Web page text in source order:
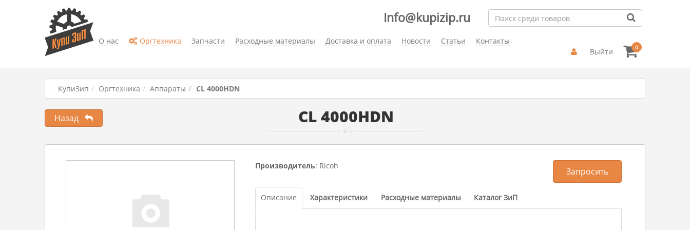
О нас Оргтехника Запчасти Расходные материалы Доставка и оплата Новости Статьи Контакты
Info@kupizip.ru
Выйти 0
КупиЗип Оргтехника Аппараты CL 4000HDN
CL 4000HDN
Назад
Производитель: Ricoh
Запросить
Описание Характеристики Расходные материалы Каталог ЗиП